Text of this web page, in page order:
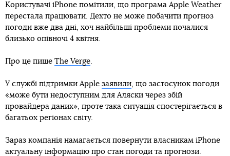
Користувачі iPhone помітили, що програма Apple Weather
перестала працювати. Дехто не може побачити прогноз
погоди вже два дні, хоч найбільші проблеми почалися
близько опівночі 4 квітня.
Про це пише The Verge.
У службі підтримки Apple заявили, що застосунок погоди
«може бути недоступним для Аляски через збій
провайдера даних», проте така ситуація спостерігається в
багатьох регіонах світу.
Зараз компанія намагається повернути власникам iPhone
актуальну інформацію про стан погоди та прогнози.